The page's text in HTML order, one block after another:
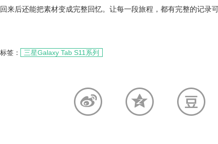
回来后还能把素材变成完整回忆。让每一段旅程，都有完整的记录
标签： 三星Galaxy Tab S11系列